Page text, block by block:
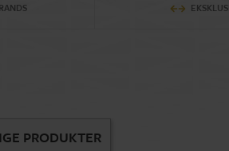
PRODUKTER